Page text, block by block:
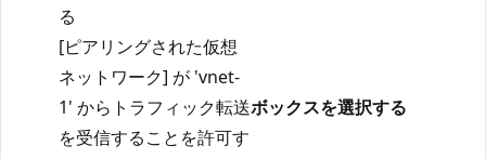
る
[ピアリングされた仮想
ネットワーク] が 'vnet-
1' からトラフィック転送
を受信することを許可す
ボックスを選択する